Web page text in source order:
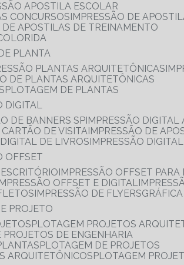
APOSTILA ESCOLAR
CONCURSOS IMPRESSÃO DE
DE APOSTILAS DE TREINAMENTO
PLANTA
PLANTAS ARQUITETÔNICAS
DE PLANTAS ARQUITETÔNICAS
PLOTAGEM DE PLANTAS
DIGITAL
DE BANNERS SP IMPRESSÃO DIGITAL
CARTÃO DE VISITA IMPRESSÃO DE
DE LIVROS IMPRESSÃO
OFFSET
IMPRESSÃO OFFSET PARA
IMPRESSÃO OFFSET E DIGITAL
IMPRESSÃO DE FLYERS
PROJETO
PLOTAGEM PROJETOS
PROJETOS DE ENGENHARIA
PLOTAGEM DE PROJETOS
ARQUITETÔNICOS
PLOTAGEM